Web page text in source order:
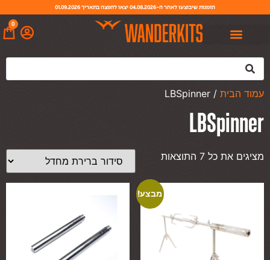
הזמנות שיבוצעו לאחר ה-04.08.2026 יצאו להפצה בתאריך 01.09.2026
0
עמוד הבית / LBSpinner
LBSpinner
מציגים את כל ⁦7⁩ התוצאות
מבצע!